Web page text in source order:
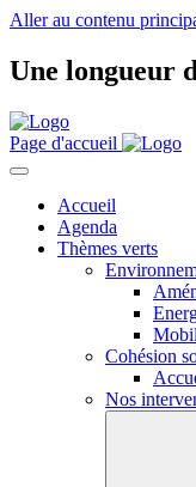
Aller au contenu
Une longueur
Page d'accueil
Accueil
Agenda
Thèmes verts
Cohésion
Nos